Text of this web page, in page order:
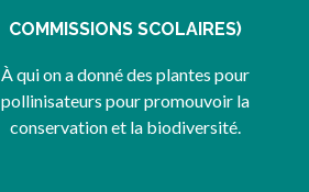
COMMISSIONS SCOLAIRES)
À qui on a donné des plantes pour
pollinisateurs pour promouvoir la
conservation et la biodiversité.